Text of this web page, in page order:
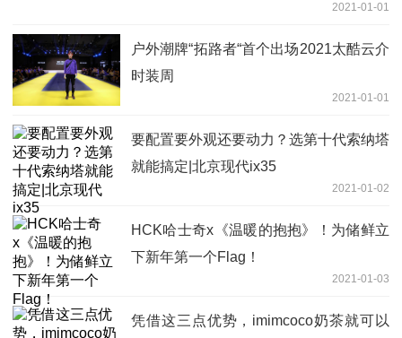
2021-01-01
户外潮牌“拓路者“首个出场2021太酷云介
时装周
2021-01-01
要配置要外观还要动力？选第十代索纳塔
就能搞定|北京现代ix35
2021-01-02
HCK哈士奇x《温暖的抱抱》！为储鲜立
下新年第一个Flag！
2021-01-03
凭借这三点优势，imimcoco奶茶就可以